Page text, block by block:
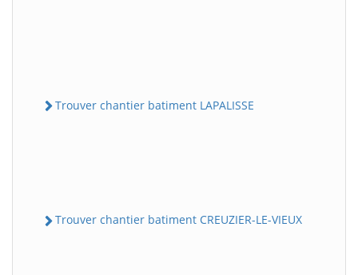
Trouver chantier batiment LAPALISSE
Trouver chantier batiment CREUZIER-LE-VIEUX